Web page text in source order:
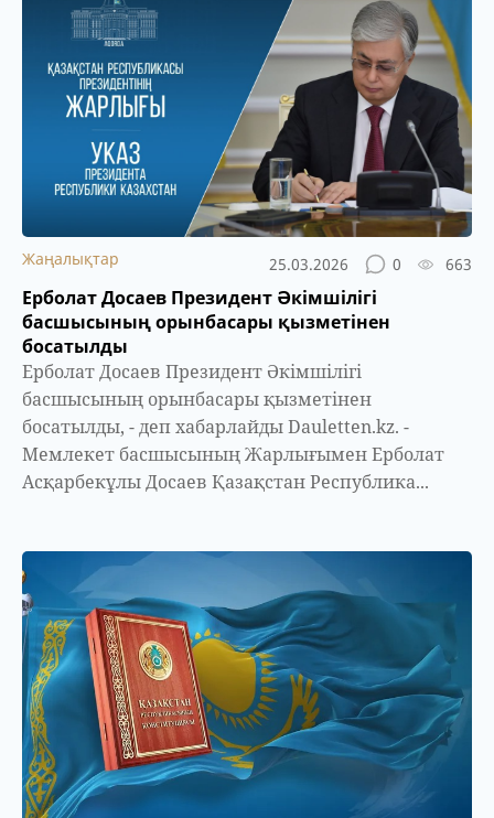
Жаңалықтар 25.03.2026 0 663
Ерболат Досаев Президент Әкімшілігі
басшысының орынбасары қызметінен
босатылды
Ерболат Досаев Президент Әкімшілігі
басшысының орынбасары қызметінен
босатылды, - деп хабарлайды Dauletten.kz. -
Мемлекет басшысының Жарлығымен Ерболат
Асқарбекұлы Досаев Қазақстан Республика...